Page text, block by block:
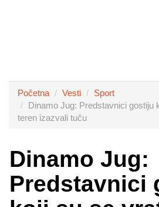
Početna Vesti
Sport
Dinamo Jug: Predstavnici gostiju
teren izazvali tuču
Dinamo Jug:
Predstavnici